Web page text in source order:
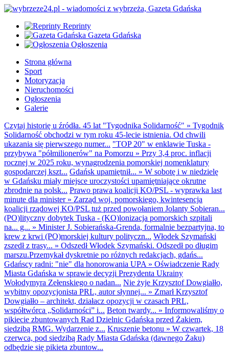
Reprinty
Gazeta Gdańska
Ogłoszenia
Strona główna
Sport
Motoryzacja
Nieruchomości
Ogłoszenia
Galerie
Czytaj historię u źródła. 45 lat "Tygodnika Solidarność" » Tygodnik
Solidarność obchodzi w tym roku 45-lecie istnienia. Od chwili
ukazania się pierwszego numer... "TOP 20" w enklawie Tuska -
przybywa "półmilionerów" na Pomorzu » Przy 3,4 proc. inflacji
rocznej w 2025 roku, wynagrodzenia pomorskiej nomenklatury
gospodarczej kszt... Gdańsk upamiętnił... » W sobotę i w niedzielę
w Gdańsku miały miejsce uroczystości upamiętniające okrutne
zbrodnie na polsk... Prawo prawa koalicji KO/PSL - wyprawka last
minute dla minister» Zarząd woj. pomorskiego, kwintesencja
koalicji rządowej KO/PSL tuż przed powołaniem Jolanty Sobieran...
(PO)lityczny dobytek Tuska - (KO)lonizacja pomorskich szpitali
na... g... » Minister J. Sobierańska-Grenda, formalnie bezpartyjna, to
krew z krwi (PO)morskiej kultury polityczn... Włodek Szymański
zszedł z trasy... » Odszedł Włodek Szymański. Odszedł po długim
marszu.Przemykał dyskretnie po różnych redakcjach, gdańs...
Gdańscy radni: "nie" dla honorowania UPA » Oświadczenie Rady
Miasta Gdańska w sprawie decyzji Prezydenta Ukrainy
Wołodymyra Zełenskiego o nadan... Nie żyje Krzysztof Dowgiałło,
wybitny opozycjonista PRL, autor słynnej... » Zmarł Krzysztof
Dowgiałło – architekt, działacz opozycji w czasach PRL,
współtwórca „Solidarności” i... Beton twardy... » Informowaliśmy o
pikiecie zbuntowanych Rad Dzielnic Gdańska przed Żakiem,
siedzibą RMG. Wydarzenie z... Kruszenie betonu » W czwartek, 18
czerwca, pod siedzibą Rady Miasta Gdańska (dawnego Żaku)
odbędzie się pikieta zbuntow...